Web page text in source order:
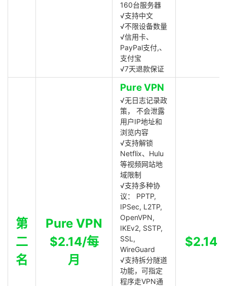
160台服务器
√支持中文
√不限设备数量
√信用卡、
PayPal支付,、
支付宝
√7天退款保证
第
二
名
Pure VPN
$2.14/每
月
Pure VPN
√无日志记录政
策， 不会泄露
用户IP地址和
浏览内容
√支持解锁
Netflix、Hulu
等视频网站地
域限制
√支持多种协
议： PPTP,
IPSec, L2TP,
OpenVPN,
IKEv2, SSTP,
SSL,
WireGuard
√支持拆分隧道
功能，可指定
程序走VPN通
$2.14